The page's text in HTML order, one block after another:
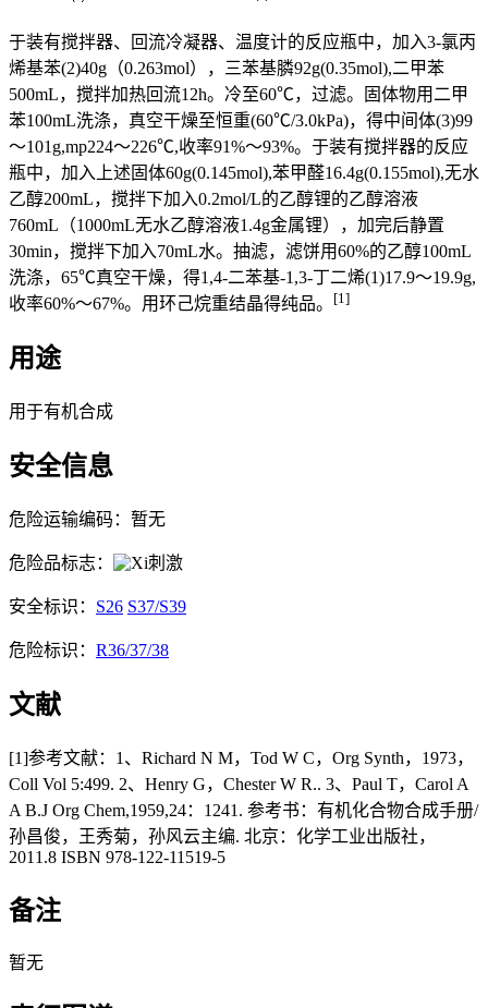
于装有搅拌器、回流冷凝器、温度计的反应瓶中，加入3-氯丙
烯基苯(2)40g（0.263mol），三苯基膦92g(0.35mol),二甲苯
500mL，搅拌加热回流12h。冷至60℃，过滤。固体物用二甲
苯100mL洗涤，真空干燥至恒重(60℃/3.0kPa)，得中间体(3)99
～101g,mp224～226℃,收率91%～93%。于装有搅拌器的反应
瓶中，加入上述固体60g(0.145mol),苯甲醛16.4g(0.155mol),无水
乙醇200mL，搅拌下加入0.2mol/L的乙醇锂的乙醇溶液
760mL（1000mL无水乙醇溶液1.4g金属锂），加完后静置
30min，搅拌下加入70mL水。抽滤，滤饼用60%的乙醇100mL
洗涤，65℃真空干燥，得1,4-二苯基-1,3-丁二烯(1)17.9～19.9g,
收率60%～67%。用环己烷重结晶得纯品。
[1]
用途
用于有机合成
安全信息
危险运输编码：暂无
危险品标志： 刺激
安全标识： S26 S37/S39
危险标识： R36/37/38
文献
[1]参考文献：1、Richard N M，Tod W C，Org Synth，1973，
Coll Vol 5:499. 2、Henry G，Chester W R.. 3、Paul T，Carol A
A B.J Org Chem,1959,24：1241. 参考书：有机化合物合成手册/
孙昌俊，王秀菊，孙风云主编. 北京：化学工业出版社，
2011.8 ISBN 978-122-11519-5
备注
暂无